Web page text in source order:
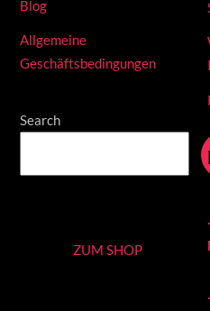
Blog
Allgemeine
Geschäftsbedingungen
Search
ZUM SHOP
·
·